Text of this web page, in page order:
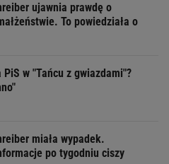
ujawnia prawdę o
To powiedziała o
w "Tańcu z gwiazdami"?
miała wypadek.
po tygodniu ciszy